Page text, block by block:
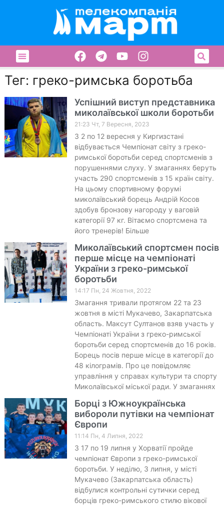
Тег: греко-римська боротьба
Успішний виступ представника
миколаївської школи боротьби
21:23 Чт, 7 Вересня, 2023
З 2 по 12 вересня у Киргизстані
відбувається Чемпіонат світу з греко-
римської боротьби серед спортсменів з
порушеннями слуху. У змаганнях беруть
участь 290 спортсменів з 15 країн світу.
На цьому спортивному форумі
миколаївський борець Андрій Косов
здобув бронзову нагороду у ваговій
категорії 97 кг. Вітаємо спортсмена та
його тренерів! Більше
Миколаївський спортсмен посів
перше місце на чемпіонаті
України з греко-римської
боротьби
14:17 Пн, 24 Жовтня, 2022
Змагання тривали протягом 22 та 23
жовтня в місті Мукачево, Закарпатська
область. Максут Султанов взяв участь у
Чемпіонаті України з греко-римської
боротьби серед спортсменів до 16 років.
Борець посів перше місце в категорії до
48 кілограмів. Про це повідомляє
управління у справах культури та спорту
Миколаївської міської ради. У змаганнях
Борці з Южноукраїнська
вибороли путівки на чемпіонат
Європи
11:14 Пн, 4 Липня, 2022
З 17 по 19 липня у Хорватії пройде
чемпіонат Європи з греко-римської
боротьби. У неділю, 3 липня, у місті
Мукачево (Закарпатська область)
відбулися контрольні сутички серед
борців греко-римського стилю вікової